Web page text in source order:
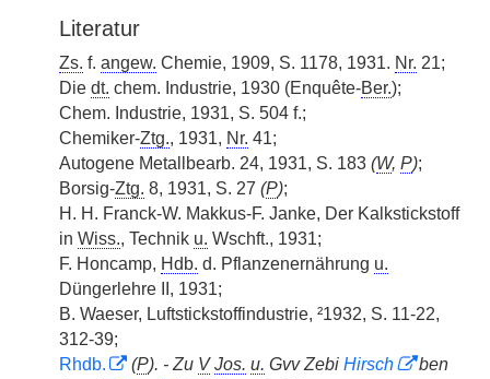
Literatur
Zs. f. angew. Chemie, 1909, S. 1178, 1931. Nr. 21;
Die dt. chem. Industrie, 1930 (Enquête-Ber.);
Chem. Industrie, 1931, S. 504 f.;
Chemiker-Ztg., 1931, Nr. 41;
Autogene Metallbearb. 24, 1931, S. 183 (W, P);
Borsig-Ztg. 8, 1931, S. 27 (P);
H. H. Franck-W. Makkus-F. Janke, Der Kalkstickstoff
in Wiss., Technik u. Wschft., 1931;
F. Honcamp, Hdb. d. Pflanzenernährung u.
Düngerlehre II, 1931;
B. Waeser, Luftstickstoffindustrie, ²1932, S. 11-22,
312-39;
Rhdb.
(P). - Zu V Jos. u. Gvv Zebi Hirsch
ben